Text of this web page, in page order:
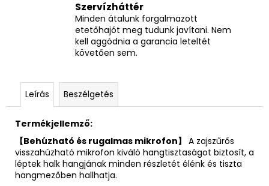
Szervízháttér
Minden átalunk forgalmazott
etetőhajót meg tudunk javítani. Nem
kell aggódnia a garancia leteltét
követően sem.
Leírás Beszélgetés
Termékjellemző:
【Behúzható és rugalmas mikrofon】
A zajszűrős
visszahúzható mikrofon kiváló hangtisztaságot biztosít, a
léptek halk hangjának minden részletét élénk és tiszta
hangmezőben hallhatja.